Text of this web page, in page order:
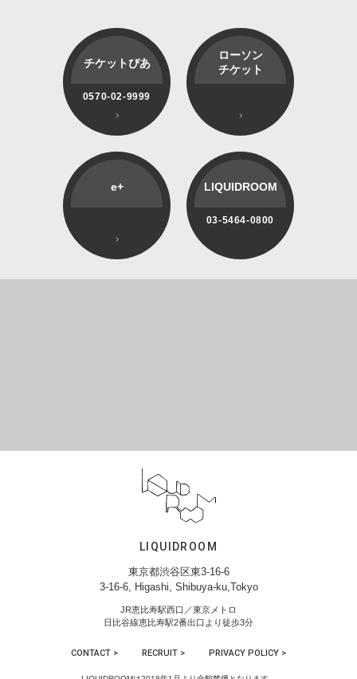
チケットぴあ
0570-02-9999
ローソン
チケット
e+ LIQUIDROOM
03-5464-0800
LIQUIDROOM
東京都渋谷区東3-16-6
3-16-6, Higashi, Shibuya-ku,Tokyo
JR恵比寿駅西口／東京メトロ
日比谷線恵比寿駅2番出口より徒歩3分
CONTACT > RECRUIT > PRIVACY POLICY >